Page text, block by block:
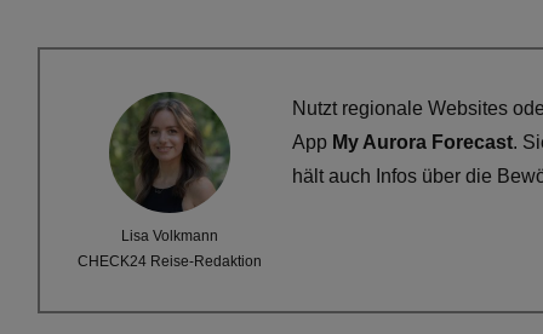
Lisa Volkmann
CHECK24 Reise-Redaktion
Nutzt regionale Websites
App My Aurora Forecast.
hält auch Infos über die